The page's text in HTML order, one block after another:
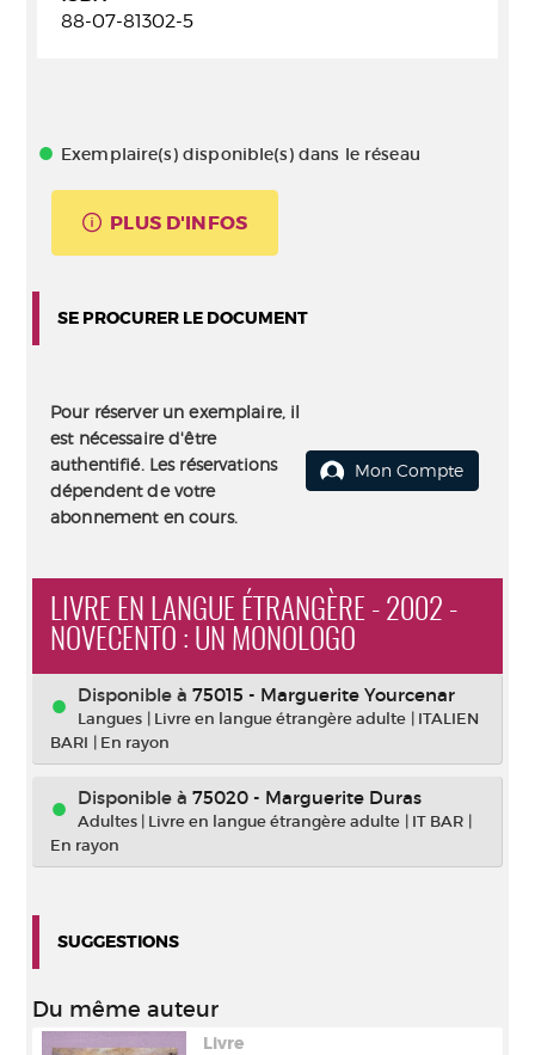
88-07-81302-5
Exemplaire(s) disponible(s) dans le réseau
PLUS D'INFOS
SE PROCURER LE DOCUMENT
Pour réserver un exemplaire, il
est nécessaire d'être
authentifié. Les réservations
dépendent de votre
abonnement en cours.
Mon Compte
LIVRE EN LANGUE ÉTRANGÈRE - 2002 -
NOVECENTO : UN MONOLOGO
Disponible à 75015 - Marguerite Yourcenar
Langues | Livre en langue étrangère adulte | ITALIEN
BARI | En rayon
Disponible à 75020 - Marguerite Duras
Adultes | Livre en langue étrangère adulte | IT BAR |
En rayon
SUGGESTIONS
Du même auteur
Livre